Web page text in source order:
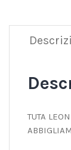
TUTA